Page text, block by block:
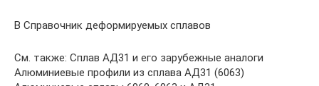
В Справочник деформируемых сплавов
См. также: Сплав АД31 и его зарубежные аналоги
Алюминиевые профили из сплава АД31 (6063)